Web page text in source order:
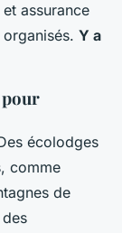
assurance
Y a
pour
écolodges
comme
de